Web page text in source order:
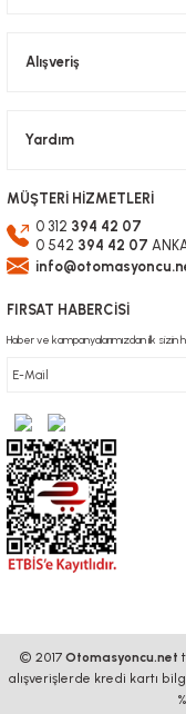
Alışveriş
Yardım
MÜŞTERİ HİZMETLERİ
0 312 394 42 07
0 542 394 42 07
FIRSAT HABERCİSİ
Haber ve kampanyalarımızdan ilk sizin
© 2017 Otomasyoncu.net
alışverişlerde kredi kartı